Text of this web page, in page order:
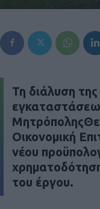
Τη διάλυση
Οικονομική
νέου
του έργου.